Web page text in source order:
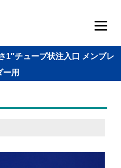
1″チューブ状注入口 メンブレ
ー用